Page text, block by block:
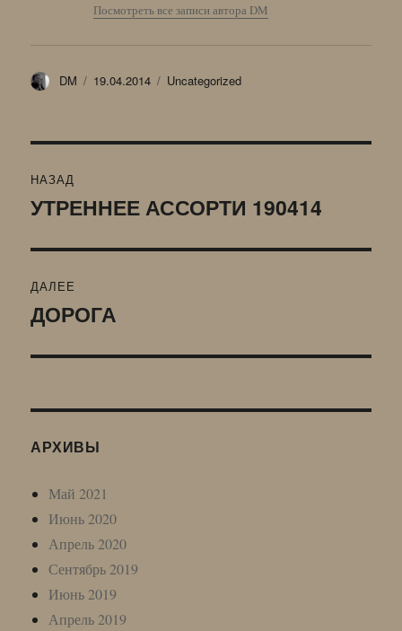
Посмотреть все записи автора DM
Автор
DM Опубликовано
19.04.2014 Рубрики
Uncategorized
по
НАЗАД
Предыдущая
УТРЕННЕЕ АССОРТИ 190414
ДАЛЕЕ
Следующая
ДОРОГА
АРХИВЫ
Май 2021
Июнь 2020
Апрель 2020
Сентябрь 2019
Июнь 2019
Апрель 2019